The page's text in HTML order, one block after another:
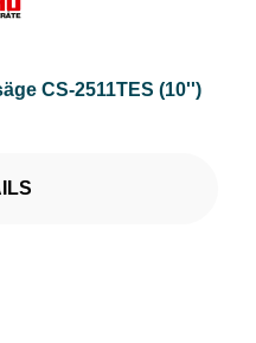
CS-2511TES (10'')